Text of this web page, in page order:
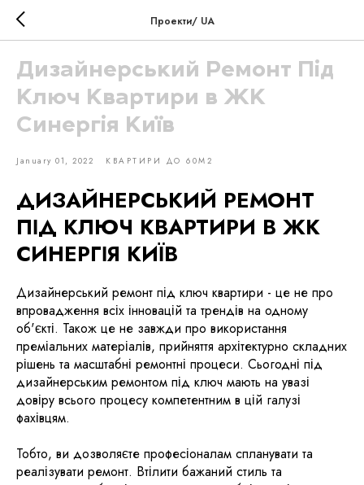
Проекти/ UA
Дизайнерський Ремонт Під
Ключ Квартири в ЖК
Синергія Київ
January 01, 2022 КВАРТИРИ ДО 60М2
ДИЗАЙНЕРСЬКИЙ РЕМОНТ
ПІД КЛЮЧ КВАРТИРИ В ЖК
СИНЕРГІЯ КИЇВ
Дизайнерський ремонт під ключ квартири - це не про
впровадження всіх інновацій та трендів на одному
об'єкті. Також це не завжди про використання
преміальних матеріалів, прийняття архітектурно складних
рішень та масштабні ремонтні процеси. Сьогодні під
дизайнерським ремонтом під ключ мають на увазі
довіру всього процесу компетентним в цій галузі
фахівцям.
Тобто, ви дозволяєте професіоналам спланувати та
реалізувати ремонт. Втілити бажаний стиль та